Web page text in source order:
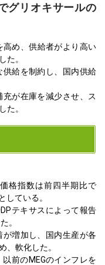
グリオキサールの
高め、供給者がより高い
た。
給を制約し、国内供給
が在庫を減少させ、ス
た。
格指数は前四半期比で
している。
テキサスによって報告
。
増加し、国内生産が各
、軟化した。
前のMEGのインフレを